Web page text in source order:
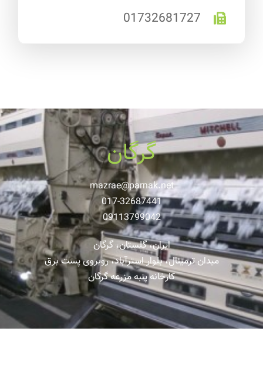
01732681727
گرگان
mazrae@parnak.net
017-32687441
09113799042
ایران، گلستان، گرگان
میدان ترمینال، بلوار استرآباد، روبروی پست برق
کارخانه پنبه مزرعه گرگان